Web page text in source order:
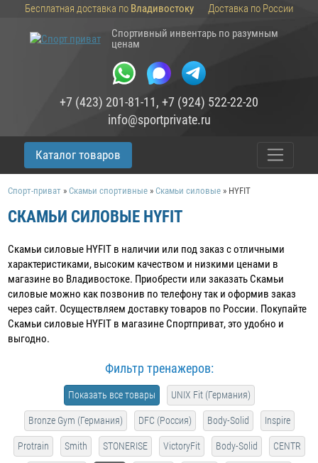
Бесплатная доставка по Владивостоку
Доставка по России
Спортивный инвентарь по разумным
ценам
+7 (423) 201-81-11, +7 (924) 522-22-20
info@sportprivate.ru
Каталог товаров
Спорт-приват »Скамьи спортивные »Скамьи силовые » HYFIT
СКАМЬИ СИЛОВЫЕ HYFIT
Скамьи силовые HYFIT в наличии или под заказ c отличными
характеристиками, высоким качеством и низкими ценами в
магазине во Владивостоке. Приобрести или заказать Скамьи
силовые можно как позвонив по телефону так и оформив заказ
через сайт. Осуществляем доставку товаров по России. Покупайте
Скамьи силовые HYFIT в магазине Спортприват, это удобно и
выгодно.
Фильтр тренажеров:
Показать все товары UNIX Fit (Германия)
Bronze Gym (Германия) DFC (Россия) Body-Solid Inspire
Protrain Smith STONERISE VictoryFit Body-Solid CENTR